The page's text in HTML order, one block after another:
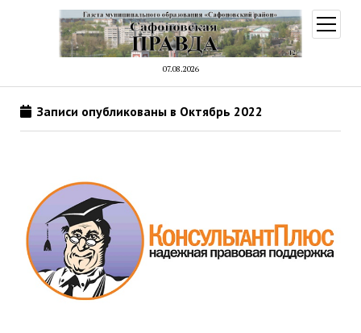
07.08.2026
меню
Записи опубликованы в Октябрь 2022